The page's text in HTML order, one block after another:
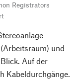
Registrators
und
Auf der
Kabeldurchgänge.